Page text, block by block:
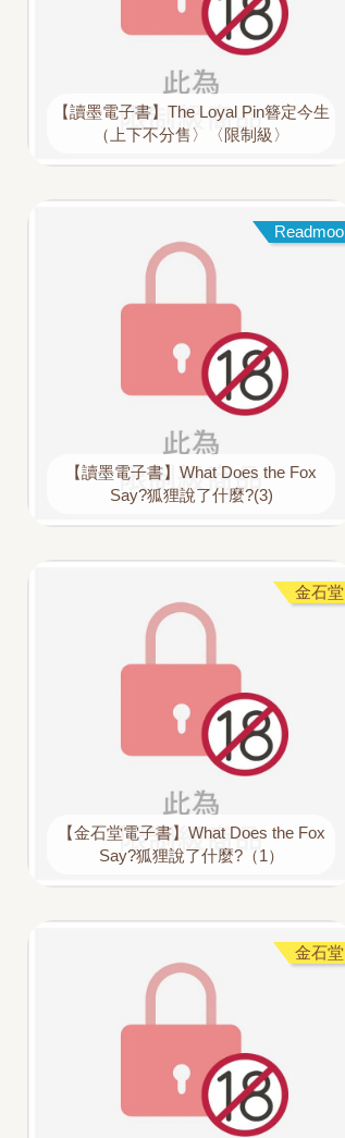
【讀墨電子書】The Loyal Pin簪定今生
（上下不分售〉〈限制級〉
Readmoo
【讀墨電子書】What Does the Fox
Say?狐狸說了什麼?(3)
金石堂
【金石堂電子書】What Does the Fox
Say?狐狸說了什麼?（1）
金石堂